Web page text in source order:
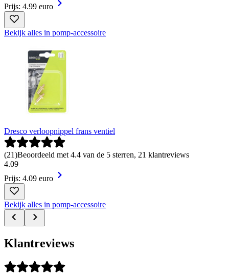
Prijs: 4.99 euro
Bekijk alles in pomp-accessoire
Dresco verloopnippel frans ventiel
(21)Beoordeeld met 4.4 van de 5 sterren, 21 klantreviews
4.09
Prijs: 4.09 euro
Bekijk alles in pomp-accessoire
Klantreviews